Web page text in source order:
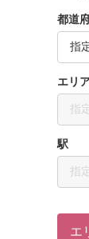
都道
指
エリ
指
駅
指
エ